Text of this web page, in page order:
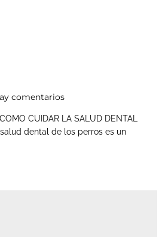
comentarios
CUIDAR LA SALUD DENTAL
dental de los perros es un